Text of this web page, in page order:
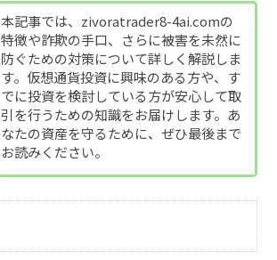
本記事では、zivoratrader8-4ai.comの
特徴や詐欺の手口、さらに被害を未然に
防ぐための対策について詳しく解説しま
す。仮想通貨投資に興味のある方や、す
でに投資を検討している方が安心して取
引を行うための知識をお届けします。あ
なたの資産を守るために、ぜひ最後まで
お読みください。